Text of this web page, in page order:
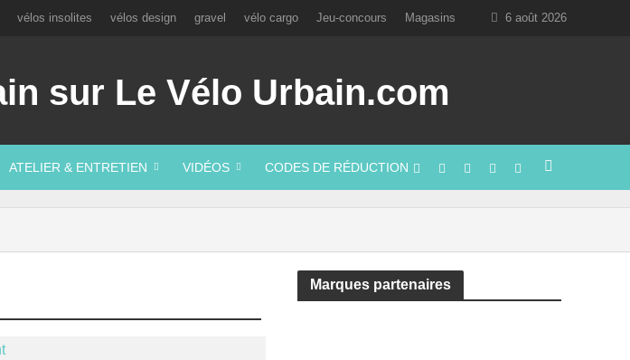
vélos insolites vélos design gravel vélo cargo Jeu-concours Magasins 6 août 2026
ATELIER & ENTRETIEN VIDÉOS CODES DE RÉDUCTION
Marques partenaires